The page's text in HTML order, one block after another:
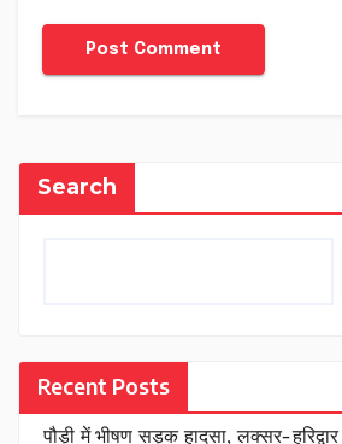
Search
Recent Posts
पौड़ी में भीषण सड़क हादसा, लक्सर-